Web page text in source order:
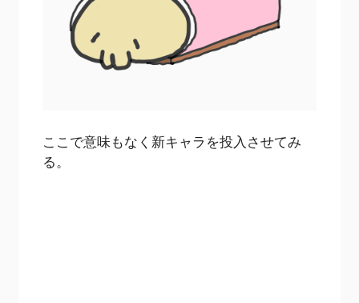
ここで意味もなく新キャラを投入させてみ
る。